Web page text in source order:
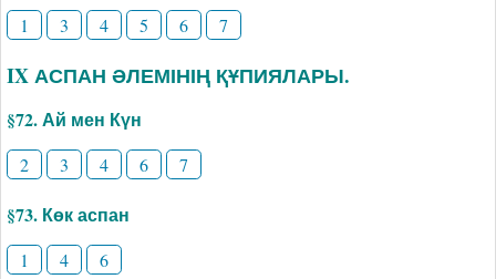
1 3 4 5 6 7
IX АСПАН ӘЛЕМІНІҢ ҚҰПИЯЛАРЫ.
§72. Ай мен Күн
2 3 4 6 7
§73. Көк аспан
1 4 6